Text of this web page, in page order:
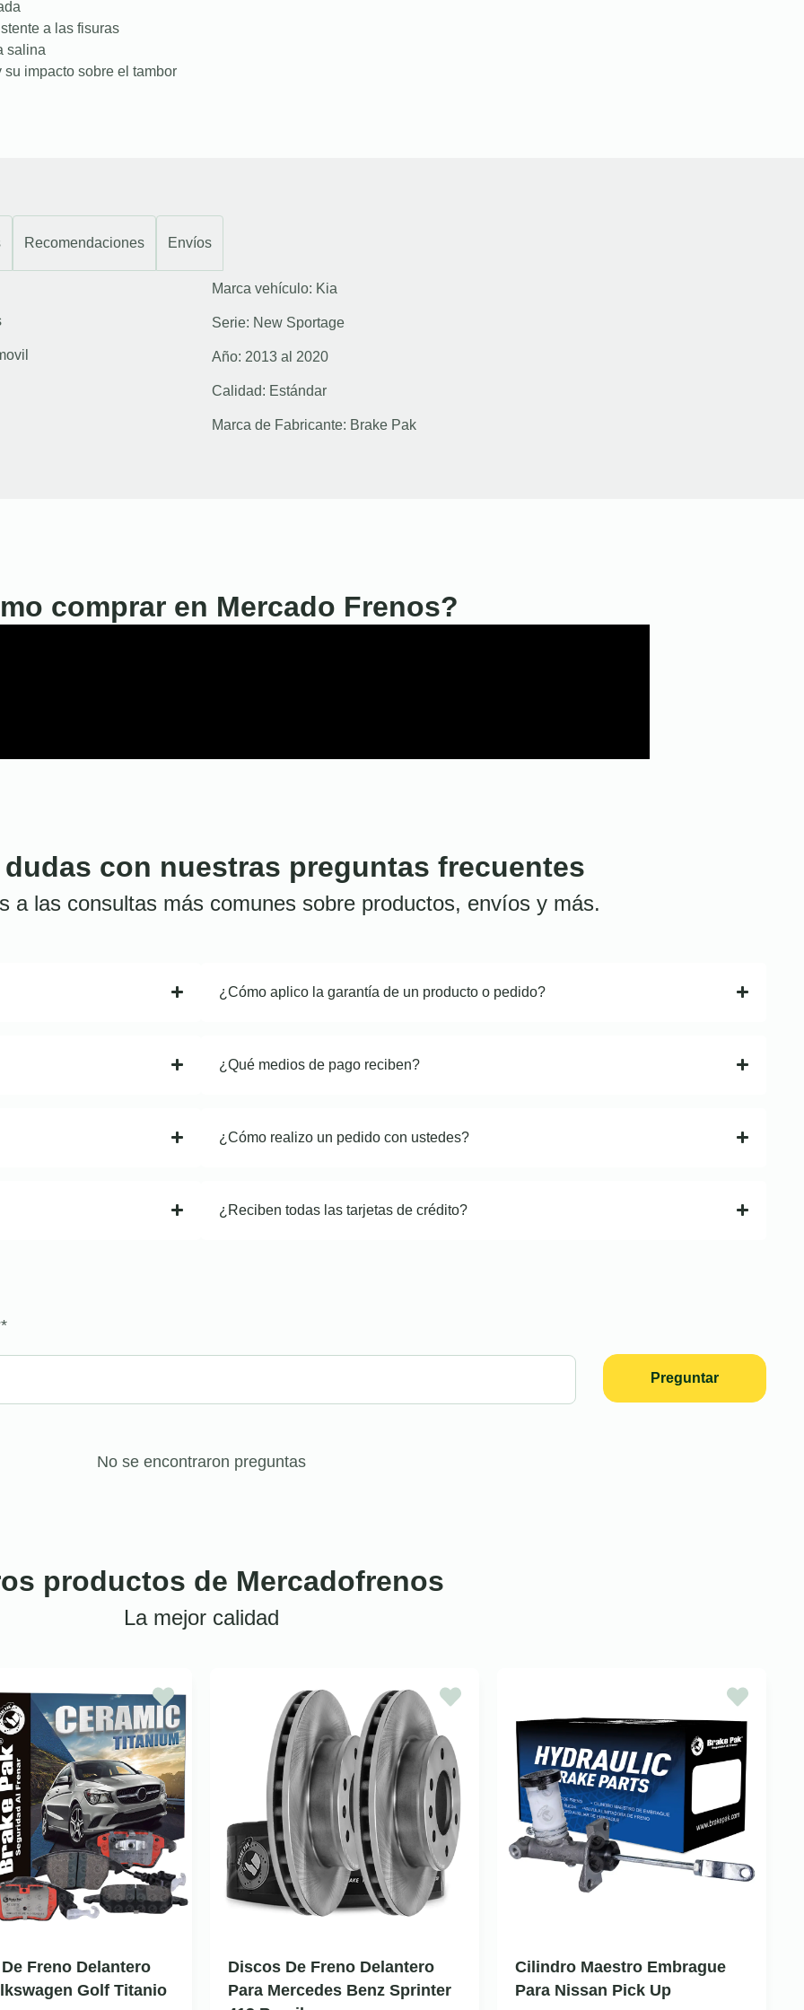
a las fisuras
salina
impacto sobre el tambor
Recomendaciones Envíos
Marca vehículo: Kia
Serie: New Sportage
Año: 2013 al 2020
Calidad: Estándar
Marca de Fabricante: Brake Pak
comprar en Mercado Frenos?
con nuestras preguntas frecuentes
a las consultas más comunes sobre productos, envíos y más.
¿Cómo aplico la garantía de un producto o pedido?
¿Qué medios de pago reciben?
¿Cómo realizo un pedido con ustedes?
¿Reciben todas las tarjetas de crédito?
*
Preguntar
No se encontraron preguntas
productos de Mercadofrenos
La mejor calidad
Freno Delantero
Golf Titanio
Discos De Freno Delantero
Para Mercedes Benz Sprinter
Cilindro Maestro Embrague
Para Nissan Pick Up